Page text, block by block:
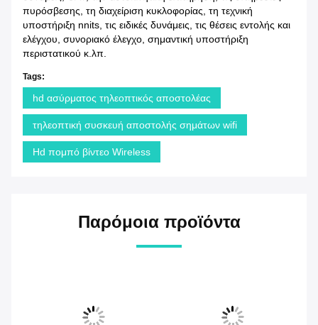
πυρόσβεσης, τη διαχείριση κυκλοφορίας, τη τεχνική
υποστήριξη nnits, τις ειδικές δυνάμεις, τις θέσεις εντολής και
ελέγχου, συνοριακό έλεγχο, σημαντική υποστήριξη
περιστατικού κ.λπ.
Tags:
hd ασύρματος τηλεοπτικός αποστολέας
τηλεοπτική συσκευή αποστολής σημάτων wifi
Hd πομπό βίντεο Wireless
Παρόμοια προϊόντα